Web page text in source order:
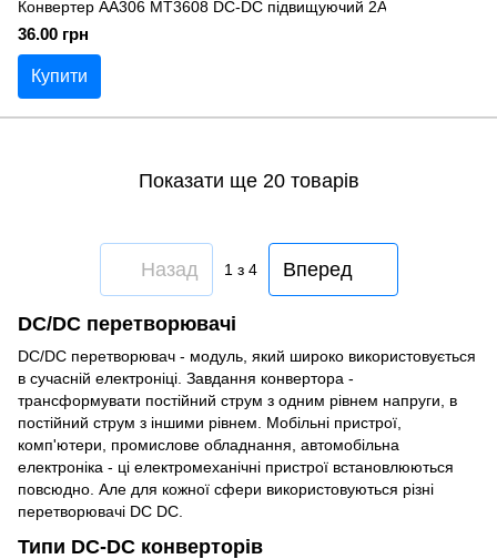
Конвертер AA306 MT3608 DC-DC підвищуючий 2A
36.00 грн
Купити
Показати ще 20 товарів
Назад 1 з 4 Вперед
DC/DC перетворювачі
DC/DC перетворювач - модуль, який широко використовується
в сучасній електроніці. Завдання конвертора -
трансформувати постійний струм з одним рівнем напруги, в
постійний струм з іншими рівнем. Мобільні пристрої,
комп'ютери, промислове обладнання, автомобільна
електроніка - ці електромеханічні пристрої встановлюються
повсюдно. Але для кожної сфери використовуються різні
перетворювачі DC DC.
Типи DC-DC конверторів